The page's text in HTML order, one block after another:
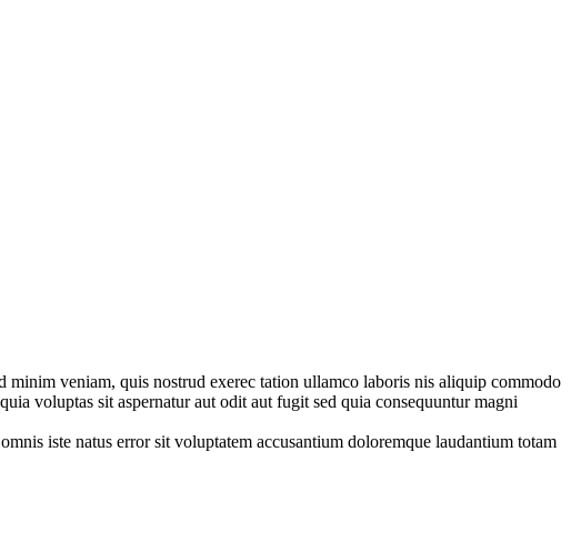
veniam, quis nostrud exerec tation ullamco laboris nis aliquip commodo
voluptas sit aspernatur aut odit aut fugit sed quia consequuntur magni
iste natus error sit voluptatem accusantium doloremque laudantium totam